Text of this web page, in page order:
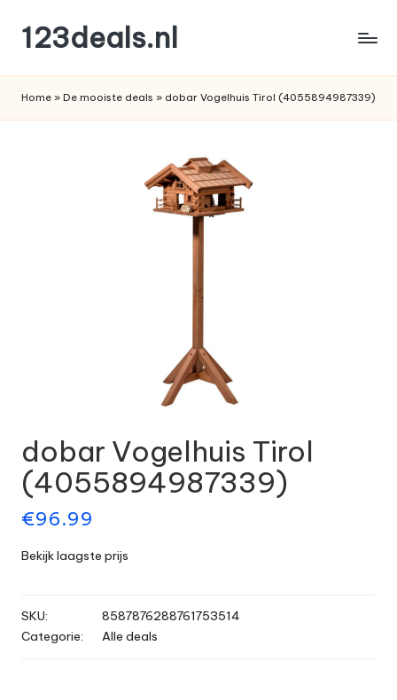
de
inhoud
123deals.nl
deals
Home » De mooiste deals » dobar Vogelhuis Tirol (4055894987339)
dobar Vogelhuis Tirol
(4055894987339)
€96.99
Bekijk laagste prijs
SKU:
8587876288761753514
Categorie:
Alle deals